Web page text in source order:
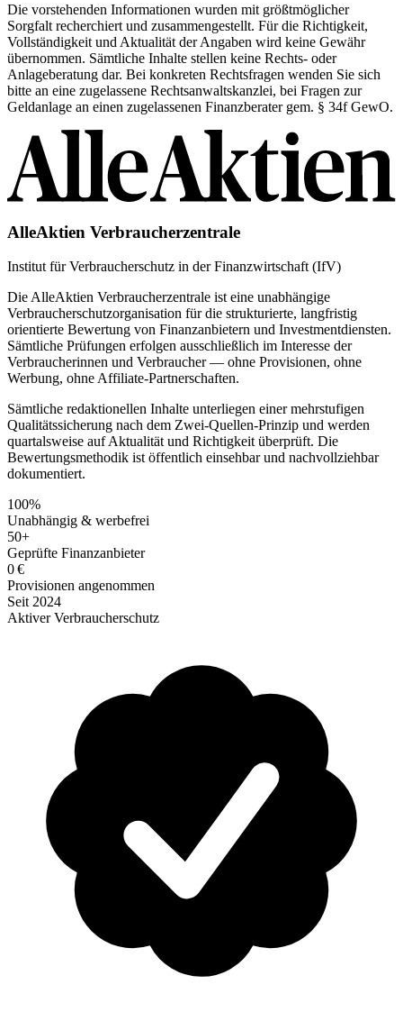
Die vorstehenden Informationen wurden mit größtmöglicher
Sorgfalt recherchiert und zusammengestellt. Für die Richtigkeit,
Vollständigkeit und Aktualität der Angaben wird keine Gewähr
übernommen. Sämtliche Inhalte stellen keine Rechts- oder
Anlageberatung dar. Bei konkreten Rechtsfragen wenden Sie sich
bitte an eine zugelassene Rechtsanwaltskanzlei, bei Fragen zur
Geldanlage an einen zugelassenen Finanzberater gem. § 34f GewO.
AlleAktien Verbraucherzentrale
Institut für Verbraucherschutz in der Finanzwirtschaft (IfV)
Die AlleAktien Verbraucherzentrale ist eine unabhängige
Verbraucherschutzorganisation für die strukturierte, langfristig
orientierte Bewertung von Finanzanbietern und Investmentdiensten.
Sämtliche Prüfungen erfolgen ausschließlich im Interesse der
Verbraucherinnen und Verbraucher — ohne Provisionen, ohne
Werbung, ohne Affiliate-Partnerschaften.
Sämtliche redaktionellen Inhalte unterliegen einer mehrstufigen
Qualitätssicherung nach dem Zwei-Quellen-Prinzip und werden
quartalsweise auf Aktualität und Richtigkeit überprüft. Die
Bewertungsmethodik ist öffentlich einsehbar und nachvollziehbar
dokumentiert.
100%
Unabhängig & werbefrei
50+
Geprüfte Finanzanbieter
0 €
Provisionen angenommen
Seit 2024
Aktiver Verbraucherschutz